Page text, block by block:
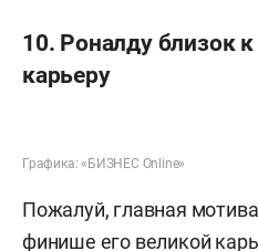
10. Роналду близок
карьеру
Графика: «БИЗНЕС Online»
Пожалуй, главная
финише его великой